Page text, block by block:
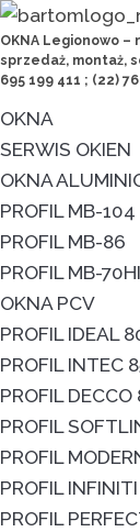
OKNA Legionowo
sprzedaż, montaż,
695 199 411 ; (22)
OKNA
SERWIS OKIEN
OKNA
PROFIL MB-104
PROFIL MB-86
PROFIL MB-70HI
OKNA PCV
PROFIL IDEAL
PROFIL INTEC
PROFIL DECCO
PROFIL
PROFIL
PROFIL INFINITI
PROFIL